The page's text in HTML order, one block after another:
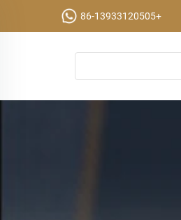
+86-13933120505